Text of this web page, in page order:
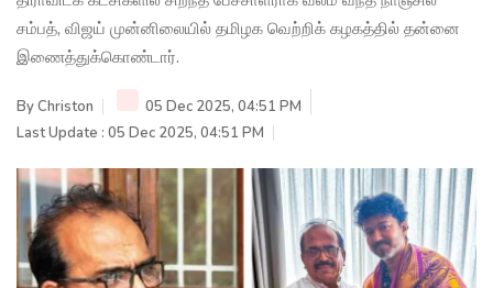
சம்பத், விஜய் முன்னிலையில் தமிழக வெற்றிக் கழகத்தில் தன்னை
இணைத்துக்கொண்டார்.
ByChriston
05 Dec 2025, 04:51 PM
Last Update : 05 Dec 2025, 04:51 PM